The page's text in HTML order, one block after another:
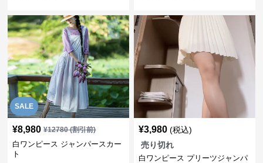
SALE
¥8,980 ¥12780(割引前)
白ワンピース ジャンパースカー
ト
¥3,980 (税込)
売り切れ
白ワンピース プリーツジャンパ